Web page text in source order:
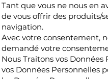
Tant que vous ne nous en
de vous offrir des produits/
navigation.
Avec votre consentement,
demandé votre
Nous Traitons vos
vos Données Personnelles